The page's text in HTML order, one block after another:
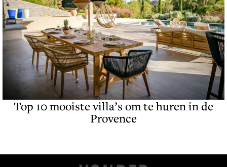
Top 10 mooiste villa’s om te huren in de
Provence